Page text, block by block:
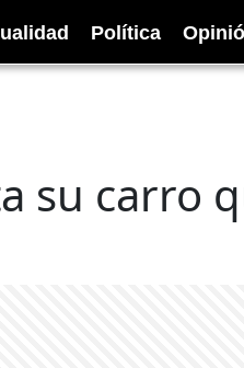
Política
su carro